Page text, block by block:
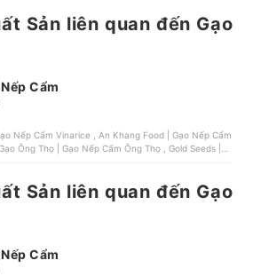
Sản liên quan đến Gạo
Cẩm
Cẩm Ông Thọ , Gold Seeds |
Sản liên quan đến Gạo
Cẩm